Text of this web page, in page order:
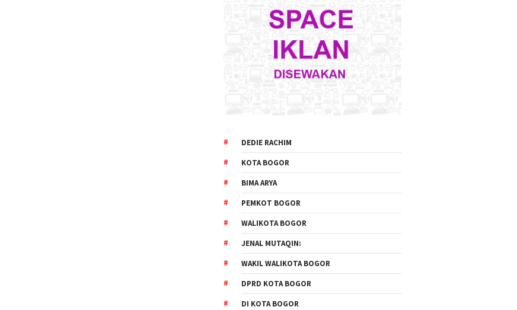
DEDIE RACHIM
KOTA BOGOR
BIMA ARYA
PEMKOT BOGOR
WALIKOTA BOGOR
JENAL MUTAQIN:
WAKIL WALIKOTA BOGOR
DPRD KOTA BOGOR
DI KOTA BOGOR